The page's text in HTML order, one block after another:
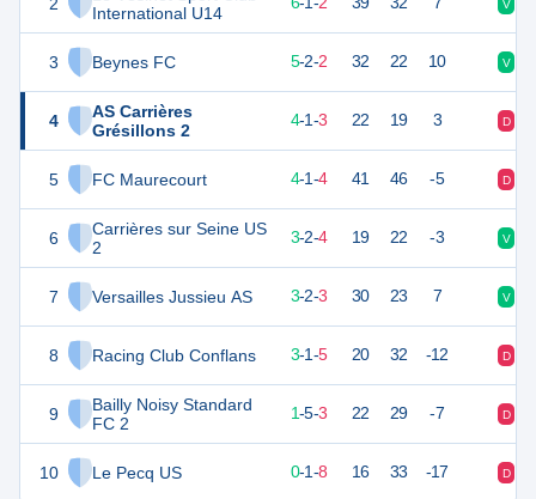
International U14
3 Beynes FC
4
AS Carrières
Grésillons 2
5 FC Maurecourt
6
Carrières sur Seine US
2
7 Versailles Jussieu AS
8 Racing Club Conflans
9
Bailly Noisy Standard
FC 2
10 Le Pecq US
V
5-2-2 32 22 10 V
4-1-3 22 19 3 D
4-1-4 41 46 -5 D
11 9 3-2-4 19 22 -3 V
11 3-2-3 30 23 7 V
10 9 3-1-5 20 32 -12 D
8 1-5-3 22 29 -7 D
0-1-8 16 33 -17 D